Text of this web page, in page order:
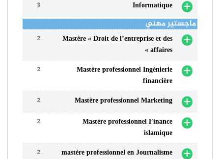
Informatique
3
ماجستير مهني
Mastère « Droit de l’entreprise et des
affaires »
2
Mastère professionnel Ingénierie
financière
2
Mastère professionnel Marketing
2
Mastère professionnel Finance
islamique
2
mastère professionnel en Journalisme
2